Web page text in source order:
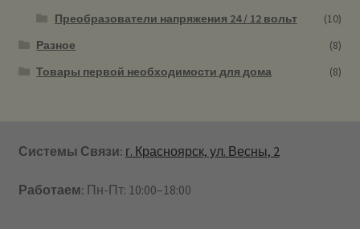
Преобразователи напряжения 24 / 12 вольт
(10)
Разное
(8)
Товары первой необходимости для дома
(8)
Системы Связи: г. Красноярск, ул. Весны, 2
Работаем: Пн-Пт: 10:00–18:00